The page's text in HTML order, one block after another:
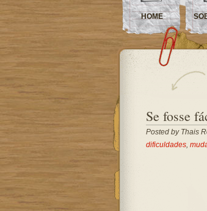
HOME
Se fosse
Posted by Thais
dificuldades,